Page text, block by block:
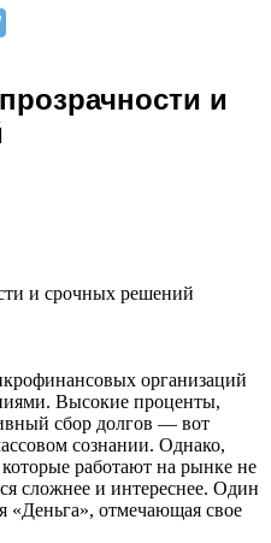
и
и срочных решений
организаций
Высокие проценты,
сбор долгов — вот
сознании. Однако,
работают на рынке не
сложнее и интереснее. Один
«Деньга», отмечающая свое